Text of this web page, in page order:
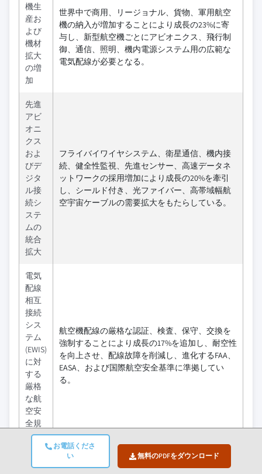
お電話くださ
い
無料のPDFをダウンロード
機生
産お
よび
機材
拡大
の増
加
世界中で商用、リージョナル、貨物、軍用航空
機の納入が増加することにより成長の23%に寄
与し、新型航空機ごとにアビオニクス、飛行制
御、通信、照明、機内電源システム用の広範な
電気配線が必要となる。
先進
アビ
オニ
クス
およ
びデ
ジタ
ル接
続シ
ステ
ムの
統合
拡大
フライバイワイヤシステム、衛星通信、機内接
続、健全性監視、先進センサー、高速データネ
ットワークの採用増加により成長の20%を牽引
し、シールド付き、光ファイバー、高帯域幅航
空宇宙ケーブルの需要拡大をもたらしている。
電気
配線
相互
接続
シス
テム
(EWIS)
に対
する
厳格
な航
空安
全規
制
航空機配線の厳格な認証、検査、保守、交換を
強制することにより成長の17%を追加し、耐空性
を向上させ、配線故障を削減し、進化するFAA、
EASA、および国際航空安全基準に準拠してい
る。
近代